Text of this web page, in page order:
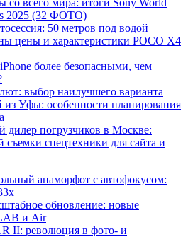
2025 (32 ФОТО)
50 метров под водой
цены и характеристики POCO X4
более безопасными, чем
выбор наилучшего варианта
Уфы: особенности планирования
погрузчиков в Москве:
съемки спецтехники для сайта и
анаморфот с автофокусом:
обновление: новые
и Air
II: революция в фото- и